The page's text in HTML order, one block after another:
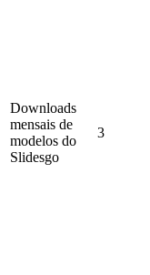
Downloads
mensais de
modelos do
Slidesgo
3